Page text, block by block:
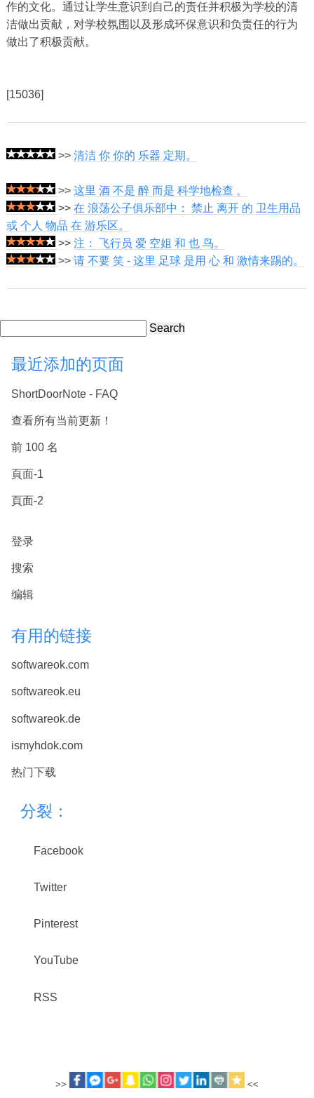
作的文化。通过让学生意识到自己的责任并积极为学校的清
洁做出贡献，对学校氛围以及形成环保意识和负责任的行为
做出了积极贡献。
[15036]
>> 清洁 你 你的 乐器 定期。
>> 这里 酒 不是 醉 而是 科学地检查 。
>> 在 浪荡公子俱乐部中： 禁止 离开 的 卫生用品
或 个人 物品 在 游乐区。
>> 注： 飞行员 爱 空姐 和 也 鸟。
>> 请 不要 笑 - 这里 足球 是用 心 和 激情来踢的。
Search
最近添加的页面
ShortDoorNote - FAQ
查看所有当前更新！
前 100 名
頁面-1
頁面-2
登录
搜索
编辑
有用的链接
softwareok.com
softwareok.eu
softwareok.de
ismyhdok.com
热门下载
分裂：
Facebook
Twitter
Pinterest
YouTube
RSS
>>
<<